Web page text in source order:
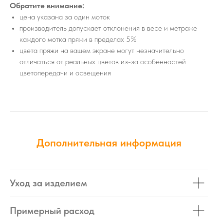
Обратите внимание:
цена указана за один моток
производитель допускает отклонения в весе и метраже
каждого мотка пряжи в пределах 5%
цвета пряжи на вашем экране могут незначительно
отличаться от реальных цветов из-за особенностей
цветопередачи и освещения
Дополнительная информация
Уход за изделием
Примерный расход